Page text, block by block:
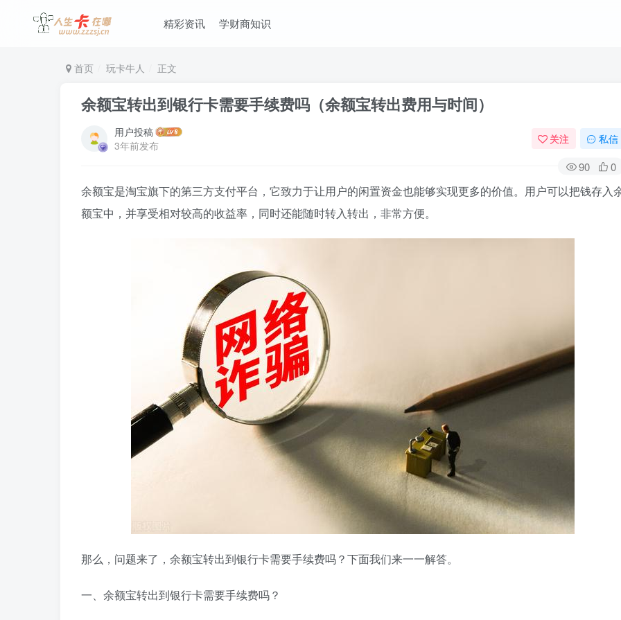
精彩资讯 学财商知识
首页 玩卡牛人 正文
余额宝转出到银行卡需要手续费吗（余额宝转出费用与时间）
用户投稿
3年前发布
关注 私信
90 0
余额宝是淘宝旗下的第三方支付平台，它致力于让用户的闲置资金也能够实现更多的价值。用户可以把钱存入
额宝中，并享受相对较高的收益率，同时还能随时转入转出，非常方便。
那么，问题来了，余额宝转出到银行卡需要手续费吗？下面我们来一一解答。
一、余额宝转出到银行卡需要手续费吗？